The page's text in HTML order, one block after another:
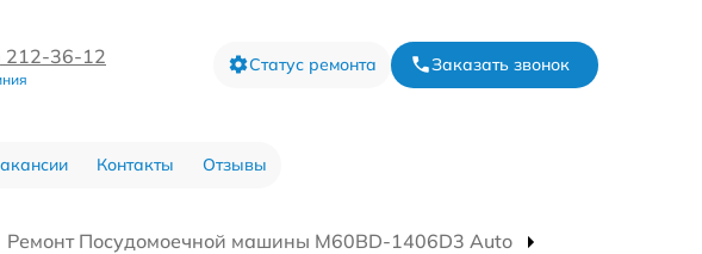
212-36-12 Статус ремонта Заказать звонок
Контакты Отзывы
Ремонт Посудомоечной машины M60BD-1406D3 Auto